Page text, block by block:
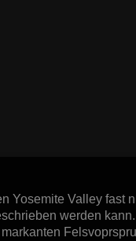
Yosemite Valley fast
werden